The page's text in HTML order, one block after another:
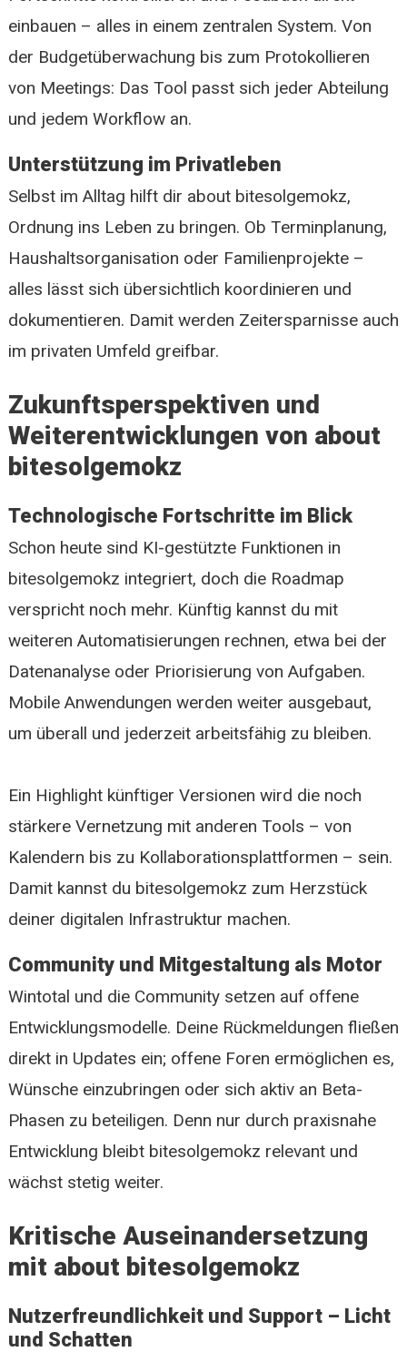
einbauen – alles in einem zentralen System. Von
der Budgetüberwachung bis zum Protokollieren
von Meetings: Das Tool passt sich jeder Abteilung
und jedem Workflow an.
Unterstützung im Privatleben
Selbst im Alltag hilft dir about bitesolgemokz,
Ordnung ins Leben zu bringen. Ob Terminplanung,
Haushaltsorganisation oder Familienprojekte –
alles lässt sich übersichtlich koordinieren und
dokumentieren. Damit werden Zeitersparnisse auch
im privaten Umfeld greifbar.
Zukunftsperspektiven und
Weiterentwicklungen von about
bitesolgemokz
Technologische Fortschritte im Blick
Schon heute sind KI-gestützte Funktionen in
bitesolgemokz integriert, doch die Roadmap
verspricht noch mehr. Künftig kannst du mit
weiteren Automatisierungen rechnen, etwa bei der
Datenanalyse oder Priorisierung von Aufgaben.
Mobile Anwendungen werden weiter ausgebaut,
um überall und jederzeit arbeitsfähig zu bleiben.
Ein Highlight künftiger Versionen wird die noch
stärkere Vernetzung mit anderen Tools – von
Kalendern bis zu Kollaborationsplattformen – sein.
Damit kannst du bitesolgemokz zum Herzstück
deiner digitalen Infrastruktur machen.
Community und Mitgestaltung als Motor
Wintotal und die Community setzen auf offene
Entwicklungsmodelle. Deine Rückmeldungen fließen
direkt in Updates ein; offene Foren ermöglichen es,
Wünsche einzubringen oder sich aktiv an Beta-
Phasen zu beteiligen. Denn nur durch praxisnahe
Entwicklung bleibt bitesolgemokz relevant und
wächst stetig weiter.
Kritische Auseinandersetzung
mit about bitesolgemokz
Nutzerfreundlichkeit und Support – Licht
und Schatten